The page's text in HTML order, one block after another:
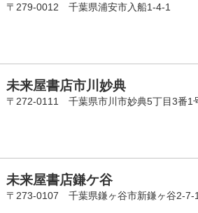
〒279-0012 千葉県浦安市入船1-4-1
未来屋書店市川妙典
〒272-0111 千葉県市川市妙典5丁目3番1
未来屋書店鎌ケ谷
〒273-0107 千葉県鎌ヶ谷市新鎌ヶ谷2-7-1